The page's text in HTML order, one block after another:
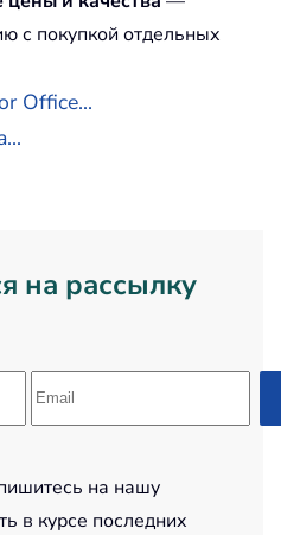
с покупкой отдельных
Office...
на рассылку
на нашу
в курсе последних